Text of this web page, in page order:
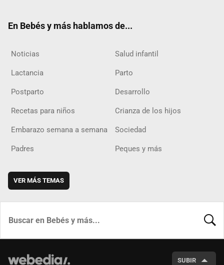
En Bebés y más hablamos de...
Noticias Salud infantil
Lactancia Parto
Postparto Desarrollo
Recetas para niños Crianza de los hijos
Embarazo semana a semana Sociedad
Padres Peques y más
VER MÁS TEMAS
SUBIR